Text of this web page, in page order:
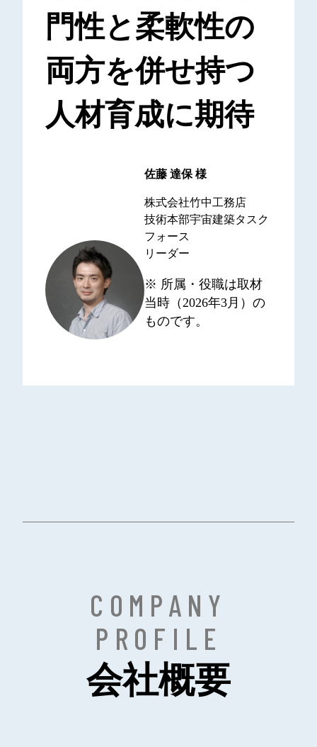
門性と柔軟性の
両方を併せ持つ
人材育成に期待
佐藤 達保 様
株式会社竹中工務店
技術本部宇宙建築タスク
フォース
リーダー
※ 所属・役職は取材
当時（2026年3月）の
ものです。
COMPANY
PROFILE
会社概要